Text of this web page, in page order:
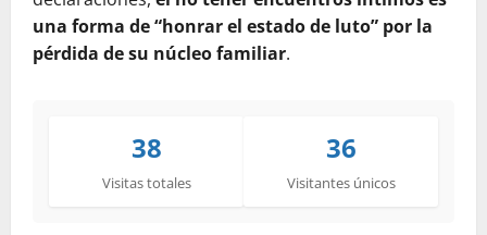
una forma de “honrar el estado de luto” por la
pérdida de su núcleo familiar.
38
Visitas totales
36
Visitantes únicos